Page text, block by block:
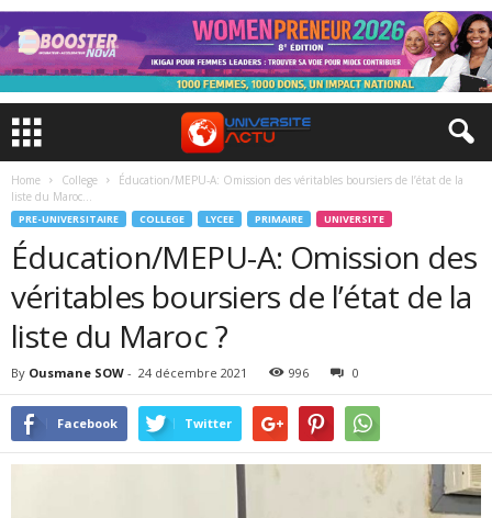
Home College
Éducation/MEPU-A: Omission des véritables boursiers de l’état de la
liste du Maroc...
PRE-UNIVERSITAIRE COLLEGE LYCEE PRIMAIRE UNIVERSITE
Éducation/MEPU-A: Omission des
véritables boursiers de l’état de la
liste du Maroc ?
By Ousmane SOW - 24 décembre 2021 996 0
Facebook Twitter